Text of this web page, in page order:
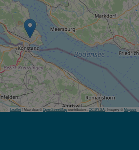
Leaflet | Map data © OpenStreetMap contributors, CC-BY-SA, Imagery © Mapbox